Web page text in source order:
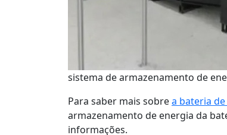
sistema de armazenamento de
Para saber mais sobrea bateria
armazenamento de energia da
informações.